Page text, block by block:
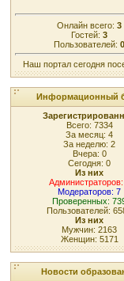
Онлайн всего: 3
Гостей: 3
Пользователей: 0
Наш портал сегодня
Информационный
Всего: 7334
За месяц: 4
За неделю: 2
Вчера: 0
Сегодня: 0
Из них
Модераторов: 7
Проверенных:
Пользователей:
Из них
Мужчин: 2163
Женщин: 5171
Новости